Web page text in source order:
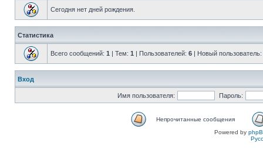
Сегодня нет дней рождения.
Статистика
Всего сообщений: 1 | Тем: 1 | Пользователей: 6 | Новый пользователь:
Вход
Имя пользователя: Пароль:
Непрочитанные сообщения
Powered by